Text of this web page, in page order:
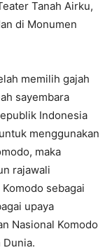
Tanah Airku,
di Monumen
memilih gajah
sayembara
Indonesia
menggunakan
maka
rajawali
sebagai
upaya
Nasional Komodo
Dunia.